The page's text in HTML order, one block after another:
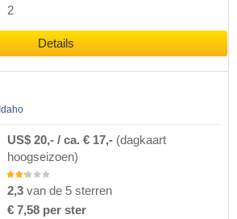
2
Details
Idaho
US$ 20,- / ca. € 17,- (dagkaart
hoogseizoen)
2,3 van de 5 sterren
€ 7,58 per ster